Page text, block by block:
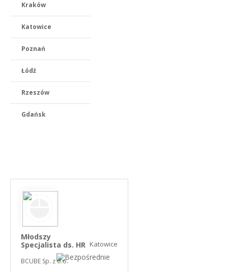
Kraków
Katowice
Poznań
Łódź
Rzeszów
Gdańsk
Młodszy
Specjalista ds. HR
BCUBE Sp. z o.o.
Katowice